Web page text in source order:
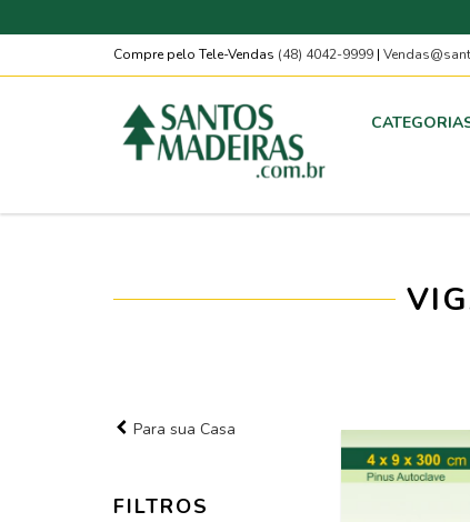
Compre pelo Tele-Vendas (48) 4042-9999 |
Para sua Casa
FILTROS